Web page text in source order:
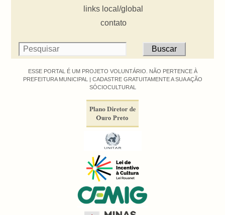
links local/global
contato
ESSE PORTAL É UM PROJETO VOLUNTÁRIO. NÃO PERTENCE À
PREFEITURA MUNICIPAL | CADASTRE GRATUITAMENTE A SUA AÇÃO
SÓCIOCULTURAL